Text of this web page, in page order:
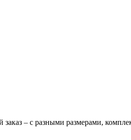
– с разными размерами,